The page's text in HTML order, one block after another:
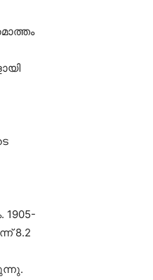
8.2